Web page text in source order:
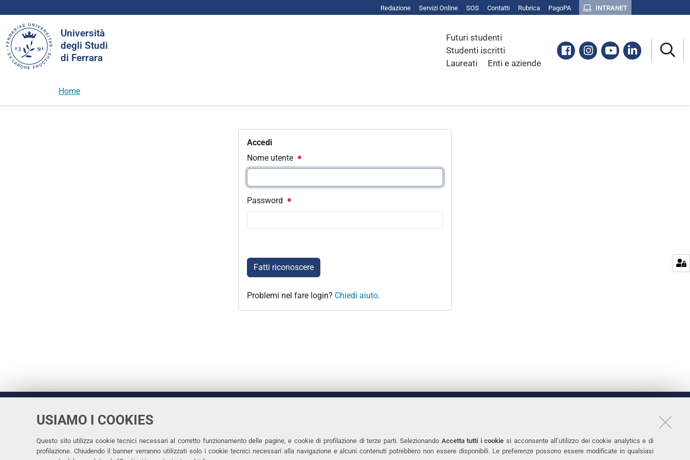
USIAMO I COOKIES
Questo sito utilizza cookie tecnici necessari al corretto funzionamento delle pagine, e cookie di profilazione di terze parti. Selezionando Accetta tutti i cookie si acconsente all’utilizzo dei cookie analytics e di
profilazione. Chiudendo il banner verranno utilizzati solo i cookie tecnici necessari alla navigazione e alcuni contenuti potrebbero non essere disponibili. Le preferenze possono essere modificate in qualsiasi
Redazione Servizi Online SOS Contatti Rubrica PagoPA INTRANET
Università
degli Studi
di Ferrara
Futuri studenti
Studenti iscritti
Laureati
Enti e aziende
Facebook
Instagram
YoutubeLinkedin
nel
sito
Home
Accedi
Nome utente
Password
Fatti riconoscere
Problemi nel fare login? Chiedi aiuto.
Università
di Ferrara
Rettrice: Prof.ssa Laura Ramaciotti
via Ludovico Ariosto, 35 - 44121 Ferrara
Tel. +39 0532 293111
Fax. +39 0532 293031
Accessibilità
Protezione dati personali